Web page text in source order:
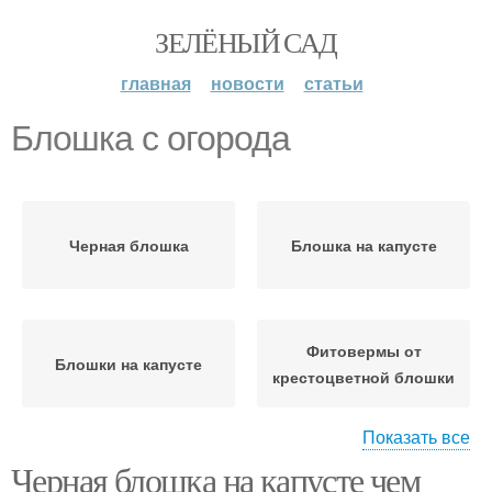
ЗЕЛЁНЫЙ САД
главная новости статьи
Блошка с огорода
Черная блошка Блошка на капусте
Блошки на капусте
Фитовермы от
крестоцветной блошки
Крестоцветная блошка
Борьба с
крестоцветной
Показать все
Черная блошка на капусте чем